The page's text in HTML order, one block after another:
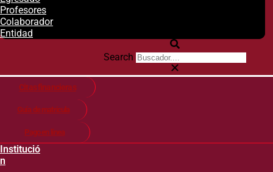
Profesores
Colaborador
Entidad
Search
Citas financieras
Guía de matricula
Pago en línea
Institució
n